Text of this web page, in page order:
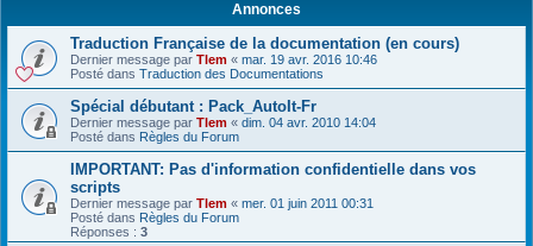
r
Annonces
Traduction Française de la documentation (en cours)
Dernier message par Tlem « mar. 19 avr. 2016 10:46
Posté dans Traduction des Documentations
Spécial débutant : Pack_AutoIt-Fr
Dernier message par Tlem « dim. 04 avr. 2010 14:04
Posté dans Règles du Forum
IMPORTANT: Pas d'information confidentielle dans vos
scripts
Dernier message par Tlem « mer. 01 juin 2011 00:31
Posté dans Règles du Forum
Réponses : 3